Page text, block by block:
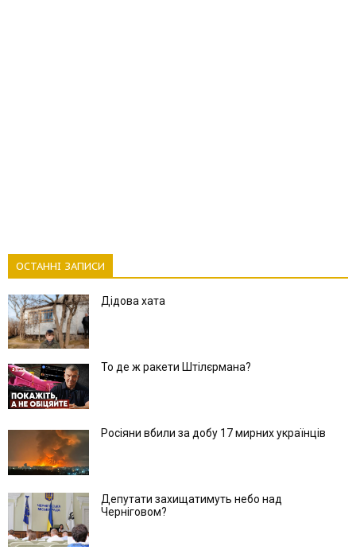
ОСТАННІ ЗАПИСИ
Дідова хата
То де ж ракети Штілєрмана?
Росіяни вбили за добу 17 мирних українців
Депутати захищатимуть небо над
Черніговом?